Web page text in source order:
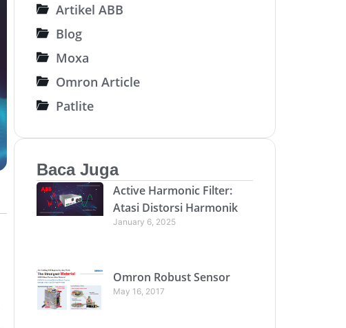
Artikel ABB
Blog
Moxa
Omron Article
Patlite
Baca Juga
Active Harmonic Filter:
Atasi Distorsi Harmonik
January 6, 2025
Omron Robust Sensor
May 16, 2017